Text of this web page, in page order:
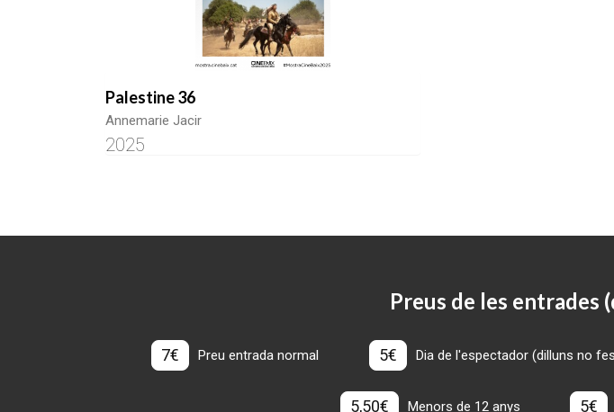
Palestine 36
Annemarie Jacir
2025
Preus de les entrades
7€ Preu entrada normal 5€ Dia de l'espectador (dilluns no
5,50€ Menors de 12 anys 5€